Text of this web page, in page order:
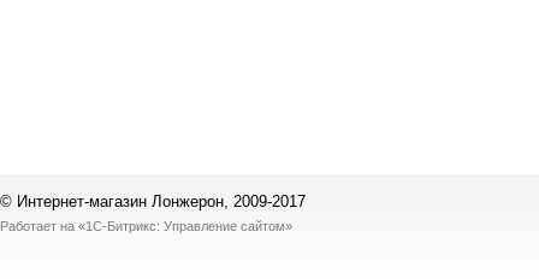
© Интернет-магазин Лонжерон, 2009-2017
Работает на «1С-Битрикс: Управление сайтом»